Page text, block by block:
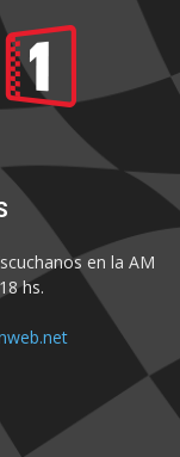
en la AM
hs.